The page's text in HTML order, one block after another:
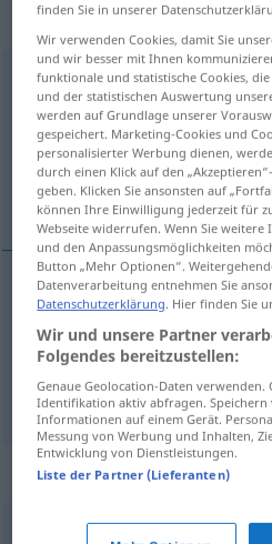
„Verschiebung“:
Verschiebungf <Verschiebung;
Übersicht aller
(Für mehr Details die Übersetzung
desplazamiento
desplazamientom
aplazamientom
Synonyme für
finden Sie in unserer
Wir verwenden Cookies, damit Sie
und wir besser mit Ihnen
funktionale und statistische Cookies,
und der statistischen Auswertung
werden auf Grundlage unserer
gespeichert. Marketing-Cookies und
personalisierter Werbung dienen,
durch einen Klick auf den
geben. Klicken Sie ansonsten auf
können Ihre Einwilligung jederzeit für
Webseite widerrufen. Wenn Sie
und den Anpassungsmöglichkeiten
Button „Mehr Optionen“.
Datenverarbeitung entnehmen Sie
Datenschutzerklärung. Hier finden Sie
Wir und unsere Partner
Folgendes bereitzustellen:
Genaue Geolocation-Daten verwenden.
Identifikation aktiv abfragen.
Informationen auf einem Gerät.
Messung von Werbung und Inhalten,
Entwicklung von Dienstleistungen.
Liste der Partner (Lieferanten)